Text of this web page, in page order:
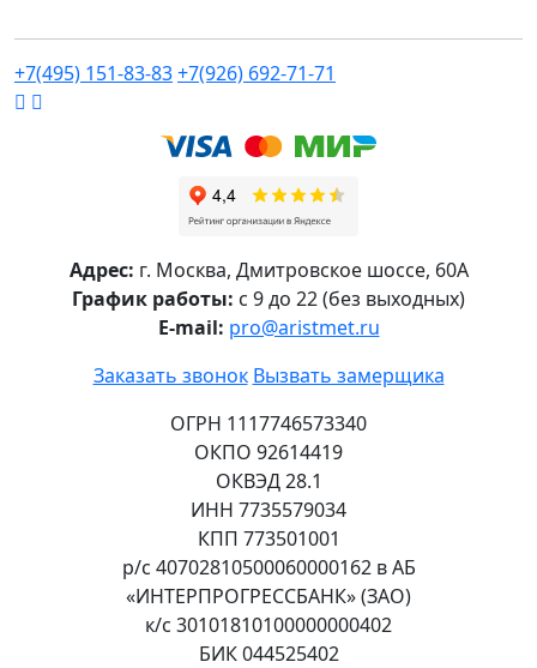
+7(495) 151-83-83+7(926) 692-71-71
Адрес: г. Москва, Дмитровское шоссе, 60А
График работы: с 9 до 22 (без выходных)
E-mail: pro@aristmet.ru
Заказать звонок Вызвать замерщика
ОГРН 1117746573340
ОКПО 92614419
ОКВЭД 28.1
ИНН 7735579034
КПП 773501001
р/с 40702810500060000162 в АБ
«ИНТЕРПРОГРЕССБАНК» (ЗАО)
к/с 30101810100000000402
БИК 044525402